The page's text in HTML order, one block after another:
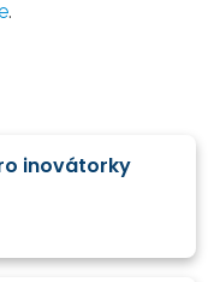
.
inovátorky